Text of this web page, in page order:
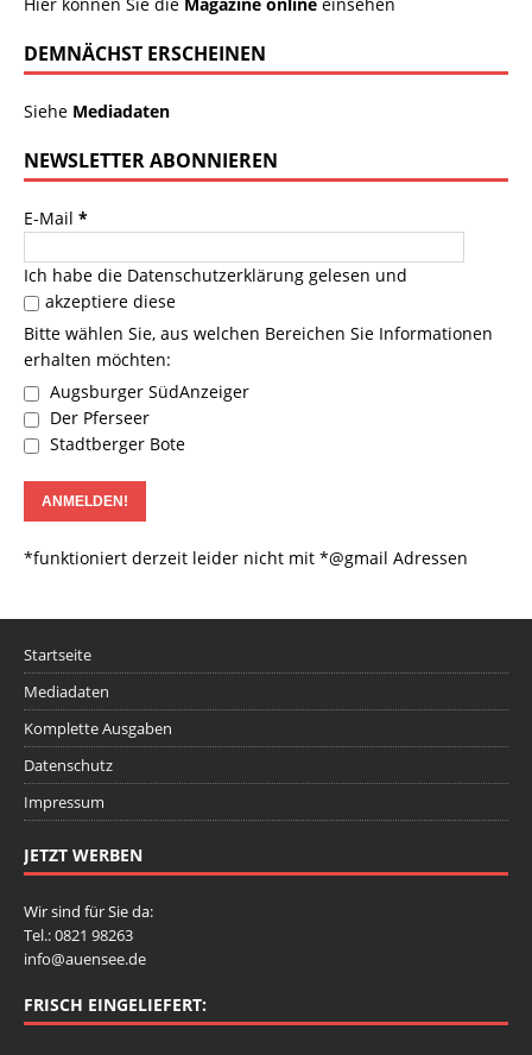
DEMNÄCHST ERSCHEINEN
Siehe Mediadaten
NEWSLETTER ABONNIEREN
E-Mail *
Ich habe die Datenschutzerklärung gelesen und
akzeptiere diese
Bitte wählen Sie, aus welchen Bereichen Sie Informationen
erhalten möchten:
Augsburger SüdAnzeiger
Der Pferseer
Stadtberger Bote
*funktioniert derzeit leider nicht mit *@gmail Adressen
Startseite
Mediadaten
Komplette Ausgaben
Datenschutz
Impressum
JETZT WERBEN
Wir sind für Sie da:
Tel.: 0821 98263
info@auensee.de
FRISCH EINGELIEFERT: